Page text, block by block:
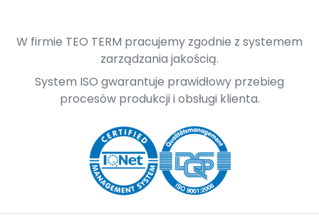
W firmie TEO TERM pracujemy zgodnie z systemem
zarządzania jakością.
System ISO gwarantuje prawidłowy przebieg
procesów produkcji i obsługi klienta.